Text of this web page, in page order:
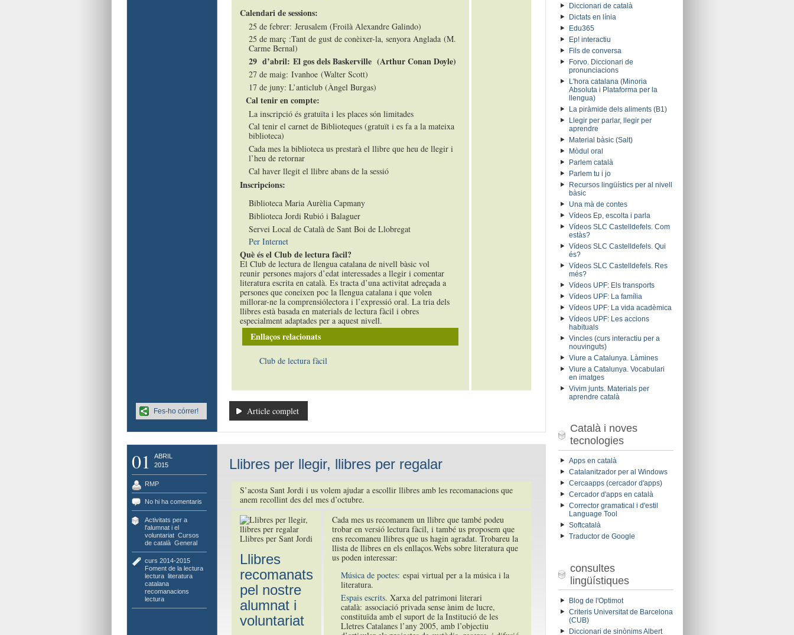
Calendari de sessions:
25 de febrer: Jerusalem (Froilà Alexandre Galindo)
25 de març :Tant de gust de conèixer-la, senyora Anglada (M.
Carme Bernal)
29 d’abril: El gos dels Baskerville (Arthur Conan Doyle)
27 de maig: Ivanhoe (Walter Scott)
17 de juny: L’anticlub (Àngel Burgas)
Cal tenir en compte:
La inscripció és gratuïta i les places són limitades
Cal tenir el carnet de Biblioteques (gratuït i es fa a la mateixa
biblioteca)
Cada mes la biblioteca us prestarà el llibre que heu de llegir i
l’heu de retornar
Cal haver llegit el llibre abans de la sessió
Inscripcions:
Biblioteca Maria Aurèlia Capmany
Biblioteca Jordi Rubió i Balaguer
Servei Local de Català de Sant Boi de Llobregat
Per Internet
Què és el Club de lectura fàcil?
El Club de lectura de llengua catalana de nivell bàsic vol
reunir persones majors d’edat interessades a llegir i comentar
literatura escrita en català. Es tracta d’una activitat adreçada a
persones que coneixen poc la llengua catalana i que volen
millorar-ne la comprensiólectora i l’expressió oral. La tria dels
llibres està basada en materials de lectura fàcil i obres
especialment adaptades per a aquest nivell.
Enllaços relacionats
Club de lectura fàcil
Article complet
Fes-ho córrer!
01
ABRIL
2015
RMP
No hi ha comentaris
Activitats per a
l'alumnat i el
voluntariat, Cursos
de català, General
curs 2014-2015,
Foment de la lectura,
lectura, literatura
catalana,
recomanacions
lectura
Llibres per llegir, llibres per regalar
S’acosta Sant Jordi i us volem ajudar a escollir llibres amb les recomanacions que
anem recollint des del mes d’octubre.
Llibres per Sant Jordi
Llibres
recomanats
pel nostre
alumnat i
voluntariat
Cada mes us recomanem un llibre que també podeu
trobar en versió lectura fàcil, i també us proposem que
ens recomaneu llibres que us hagin agradat. Trobareu la
llista de llibres en els enllaços.Webs sobre literatura que
us poden interessar:
Música de poetes: espai virtual per a la música i la
literatura.
Espais escrits. Xarxa del patrimoni literari
català: associació privada sense ànim de lucre,
constituïda amb el suport de la Institució de les
Lletres Catalanes l’any 2005, amb l’objectiu
Diccionari de català
Dictats en línia
Edu365
Ep! interactiu
Fils de conversa
Forvo. Diccionari de
pronunciacions
L'hora catalana (Minoria
Absoluta i Plataforma per la
llengua)
La piràmide dels aliments (B1)
Llegir per parlar, llegir per
aprendre
Material bàsic (Salt)
Mòdul oral
Parlem català
Parlem tu i jo
Recursos lingüístics per al nivell
bàsic
Una mà de contes
Vídeos Ep, escolta i parla
Vídeos SLC Castelldefels. Com
estàs?
Vídeos SLC Castelldefels. Qui
és?
Vídeos SLC Castelldefels. Res
més?
Vídeos UPF: Els transports
Vídeos UPF: La família
Vídeos UPF: La vida acadèmica
Vídeos UPF: Les accions
habituals
Vincles (curs interactiu per a
nouvinguts)
Viure a Catalunya. Làmines
Viure a Catalunya. Vocabulari
en imatges
Vivim junts. Materials per
aprendre català
Català i noves
tecnologies
Apps en català
Catalanitzador per al Windows
Cercaapps (cercador d'apps)
Cercador d'apps en català
Corrector gramatical i d'estil
Language Tool
Softcatalà
Traductor de Google
consultes
lingüístiques
Blog de l'Optimot
Criteris Universitat de Barcelona
(CUB)
Diccionari de sinònims Albert